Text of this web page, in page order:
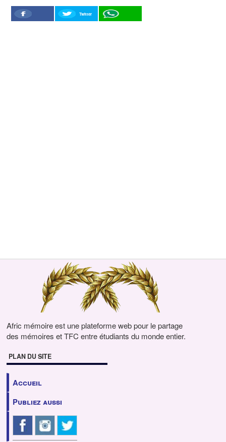
Facebook
Twitter
Afric mémoire est une plateforme web pour le partage
des mémoires et TFC entre étudiants du monde entier.
PLAN DU SITE
Accueil
Publiez aussi